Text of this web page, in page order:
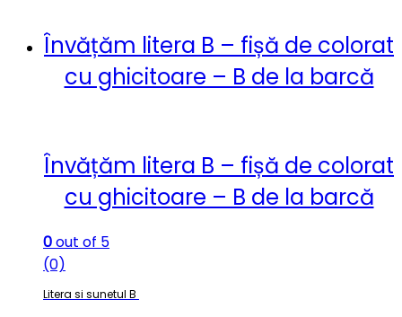
Învățăm litera B – fișă de colorat
cu ghicitoare – B de la barcă
Învățăm litera B – fișă de colorat
cu ghicitoare – B de la barcă
0out of 5
(0)
Litera si sunetul B